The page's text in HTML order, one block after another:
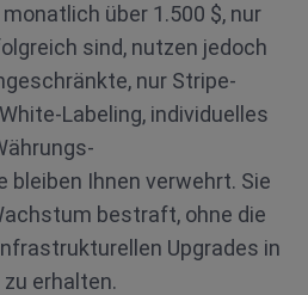
über 1.500 $, nur
sind, nutzen jedoch
nur Stripe-
Labeling, individuelles
Ihnen verwehrt. Sie
bestraft, ohne die
Upgrades in
erhalten.